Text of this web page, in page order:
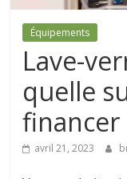
Équipements
Lave-
quelle
financer
avril 21, 2023